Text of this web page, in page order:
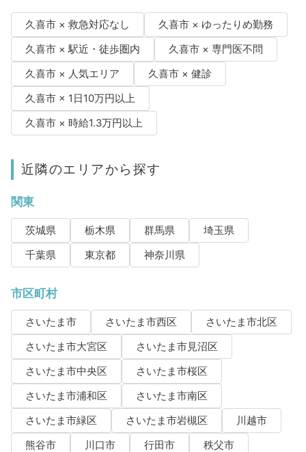
久喜市 × 救急対応なし
久喜市 × ゆったりめ勤務
久喜市 × 駅近・徒歩圏内
久喜市 × 専門医不問
久喜市 × 人気エリア
久喜市 × 健診
久喜市 × 1日10万円以上
久喜市 × 時給1.3万円以上
近隣のエリアから探す
関東
茨城県 栃木県 群馬県
埼玉県
千葉県
東京都 神奈川県
市区町村
さいたま市 さいたま市西区
さいたま市北区
さいたま市大宮区
さいたま市見沼区
さいたま市中央区
さいたま市桜区
さいたま市浦和区
さいたま市南区
さいたま市緑区
さいたま市岩槻区
川越市
熊谷市
川口市 行田市
秩父市